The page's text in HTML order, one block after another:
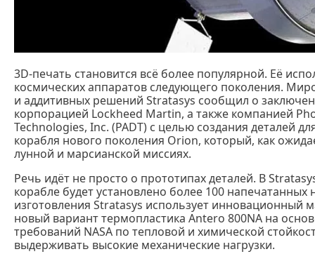
3D-печать становится всё более популярной. Её
космических аппаратов следующего поколения.
и аддитивных решений Stratasys сообщил о
корпорацией Lockheed Martin, а также компанией
Technologies, Inc. (PADT) с целью создания деталей
корабля нового поколения Orion, который, как
лунной и марсианской миссиях.
Речь идёт не просто о прототипах деталей. В
корабле будет установлено более 100 напечатанных
изготовления Stratasys использует инновационный
новый вариант термопластика Antero 800NA на
требований NASA по тепловой и химической
выдерживать высокие механические нагрузки.